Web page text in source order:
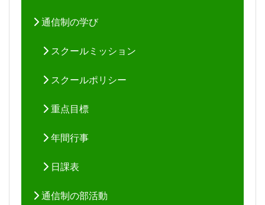
通信制の学び
スクールミッション
スクールポリシー
重点目標
年間行事
日課表
通信制の部活動